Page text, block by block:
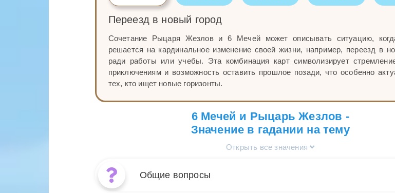
Переезд в новый город
Сочетание Рыцаря Жезлов и 6 Мечей может описывать ситуацию,
решается на кардинальное изменение своей жизни, например, переезд в
ради работы или учебы. Эта комбинация карт символизирует
приключениям и возможность оставить прошлое позади, что особенно
тех, кто ищет новые горизонты.
6 Мечей и Рыцарь Жезлов -
Значение в гадании на тему
Открыть все значения
Общие вопросы